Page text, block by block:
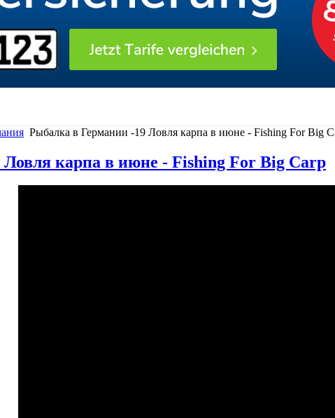
Рыбалка в Германии -19 Ловля карпа в июне - Fishing For Big
карпа в июне - Fishing For Big Carp